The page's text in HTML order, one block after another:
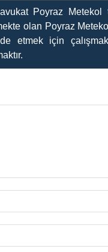
Poyraz Metekol
olan Poyraz
etmek için